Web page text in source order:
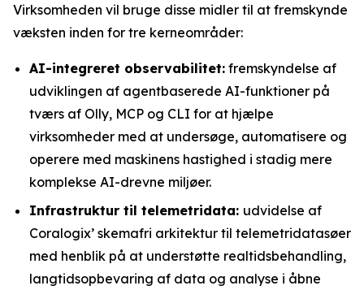
Virksomheden vil bruge disse midler til at fremskynde
væksten inden for tre kerneområder:
AI-integreret observabilitet: fremskyndelse af
udviklingen af agentbaserede AI-funktioner på
tværs af Olly, MCP og CLI for at hjælpe
virksomheder med at undersøge, automatisere og
operere med maskinens hastighed i stadig mere
komplekse AI-drevne miljøer.
Infrastruktur til telemetridata: udvidelse af
Coralogix’ skemafri arkitektur til telemetridatasøer
med henblik på at understøtte realtidsbehandling,
langtidsopbevaring af data og analyse i åbne